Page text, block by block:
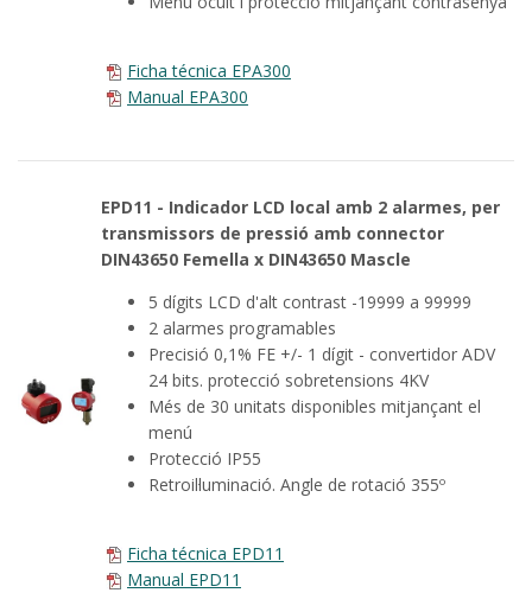
Ficha técnica EPA300
Manual EPA300
EPD11 - Indicador LCD local amb 2 alarmes, per
transmissors de pressió amb connector
DIN43650 Femella x DIN43650 Mascle
5 dígits LCD d'alt contrast -19999 a 99999
2 alarmes programables
Precisió 0,1% FE +/- 1 dígit - convertidor ADV
24 bits. protecció sobretensions 4KV
Més de 30 unitats disponibles mitjançant el
menú
Protecció IP55
Retroil·luminació. Angle de rotació 355º
Ficha técnica EPD11
Manual EPD11